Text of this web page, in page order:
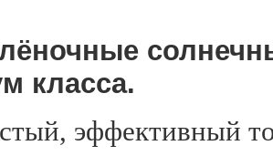
класса.
эффективный